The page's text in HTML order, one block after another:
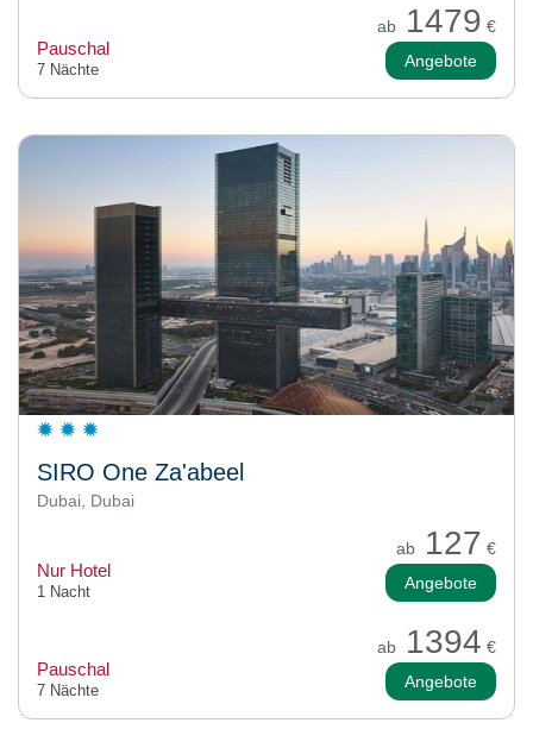
ab 1479 €
Pauschal
7 Nächte Angebote
SIRO One Za'abeel
Dubai, Dubai
ab 127 €
Nur Hotel
1 Nacht Angebote
ab 1394 €
Pauschal
7 Nächte Angebote